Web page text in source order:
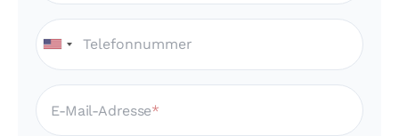
E-Mail-Adresse